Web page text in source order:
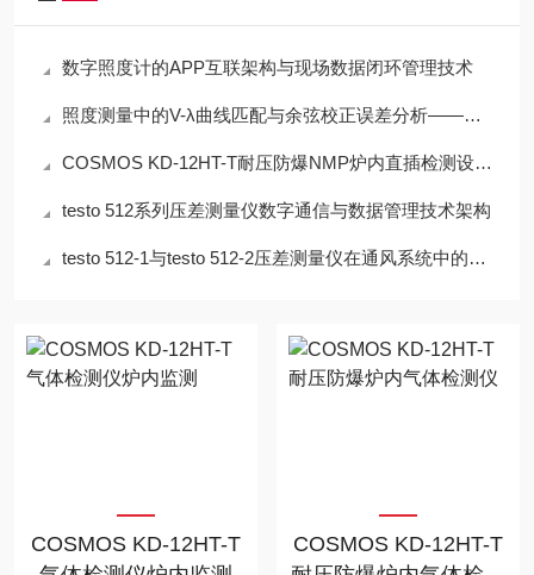
数字照度计的APP互联架构与现场数据闭环管理技术
照度测量中的V-λ曲线匹配与余弦校正误差分析——以硅光电二极管照度计为例
COSMOS KD-12HT-T耐压防爆NMP炉内直插检测设备工程设计指南
testo 512系列压差测量仪数字通信与数据管理技术架构
testo 512-1与testo 512-2压差测量仪在通风系统中的应用技术分析
COSMOS KD-12HT-T
COSMOS KD-12HT-T